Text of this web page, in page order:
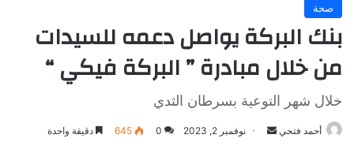
صحة
بنك البركة يواصل دعمه للسيدات
من خلال مبادرة ” البركة فيكي “
خلال شهر التوعية بسرطان الثدي
أحمد فتحي
أرسل نوفمبر 2, 2023 0
645 دقيقة واحدة